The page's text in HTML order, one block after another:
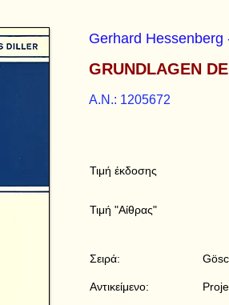
Gerhard Hessenberg
GRUNDLAGEN
A.N.: 1205672
Τιμή έκδοσης
Τιμή "Αίθρας"
Σειρά:
Αντικείμενο: